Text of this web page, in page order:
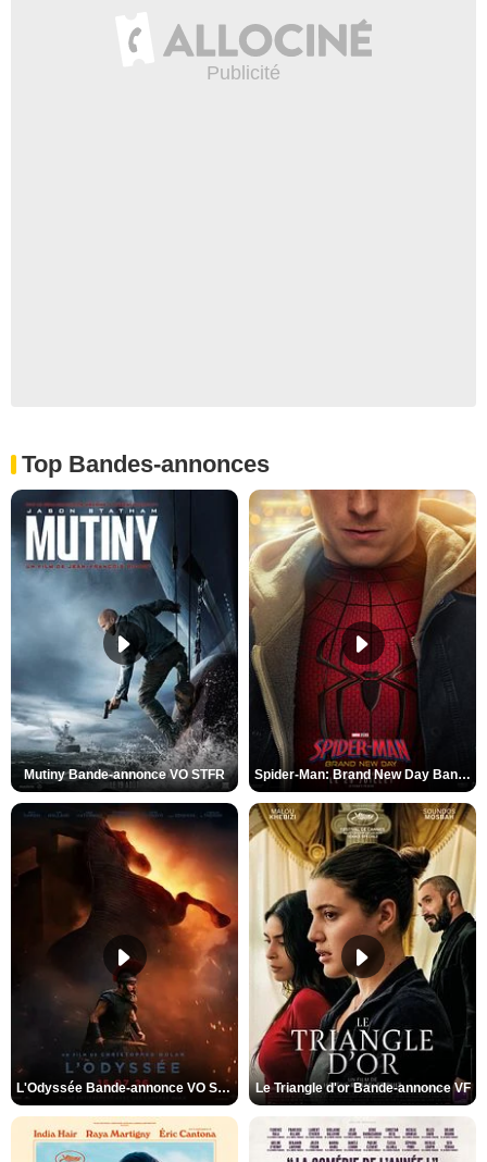
Top Bandes-annonces
Mutiny Bande-annonce VO STFR Spider-Man: Brand New Day Bande-annonce VO STFR
L'Odyssée Bande-annonce VO STFR Le Triangle d'or Bande-annonce VF